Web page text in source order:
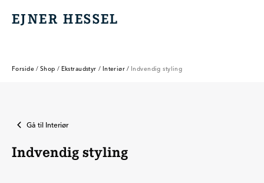
EJNER HESSEL
EJNER HESSEL
Forside / Shop / Ekstraudstyr / Interiør / Indvendig styling
Gå til Interiør
Indvendig styling